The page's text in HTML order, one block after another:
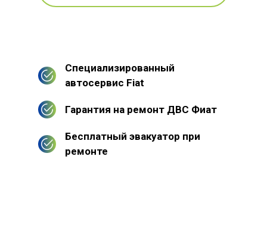
Специализированный
автосервис Fiat
Гарантия на ремонт ДВС Фиат
Бесплатный эвакуатор при
ремонте